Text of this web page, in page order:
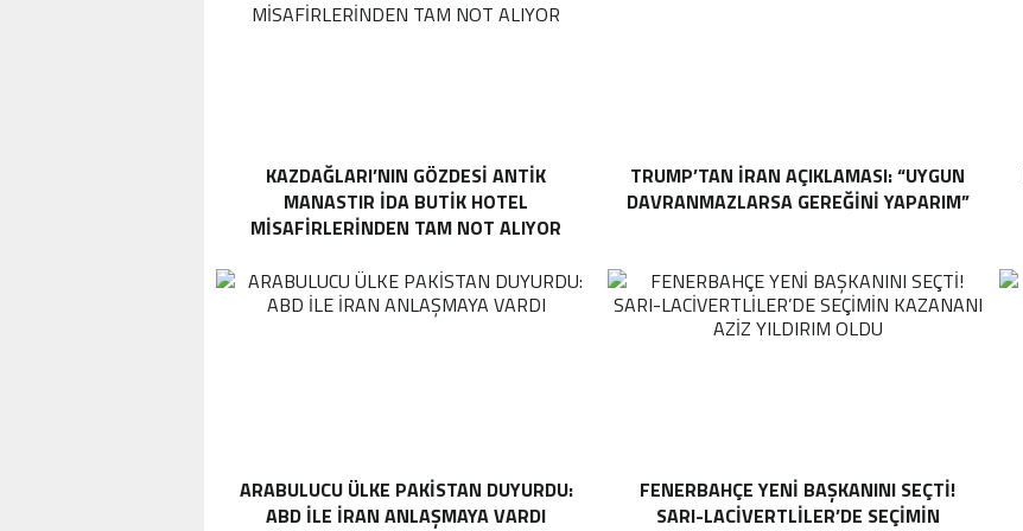
KAZDAĞLARI’NIN GÖZDESI ANTIK
MANASTIR İDA BUTIK HOTEL
MISAFIRLERINDEN TAM NOT ALIYOR
TRUMP’TAN İRAN AÇIKLAMASI: “UYGUN
DAVRANMAZLARSA GEREĞINI YAPARIM”
ARABULUCU ÜLKE PAKISTAN DUYURDU:
ABD ILE İRAN ANLAŞMAYA VARDI
FENERBAHÇE YENI BAŞKANINI SEÇTI!
SARI-LACIVERTLILER’DE SEÇIMIN